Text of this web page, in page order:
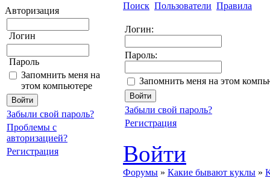
Авторизация
Логин
Пароль
Запомнить меня на
этом компьютере
Забыли свой пароль?
Проблемы с
авторизацией?
Регистрация
Поиск Пользователи Правила
Логин:
Пароль:
Запомнить меня на этом
Забыли свой пароль?
Регистрация
Войти
Форумы » Какие бывают куклы »